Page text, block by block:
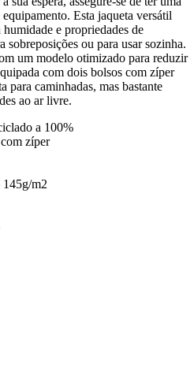
Esta jaqueta versátil
e propriedades de
sobreposições ou para usar sozinha.
um modelo otimizado para reduzir
com dois bolsos com zíper
para caminhadas, mas bastante
ao ar livre.
a 100%
zíper
145g/m2